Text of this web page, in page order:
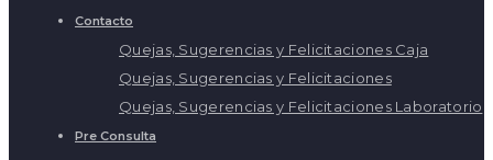
Contacto
Quejas, Sugerencias y Felicitaciones Caja
Quejas, Sugerencias y Felicitaciones
Quejas, Sugerencias y Felicitaciones Laboratorio
Pre Consulta